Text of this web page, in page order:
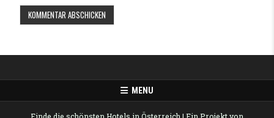
MENU